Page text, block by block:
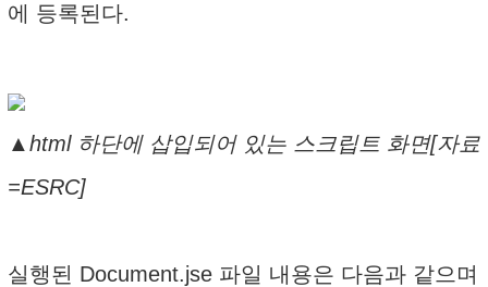
에 등록된다.
▲html 하단에 삽입되어 있는 스크립트 화면[자료
=ESRC]
실행된 Document.jse 파일 내용은 다음과 같으며